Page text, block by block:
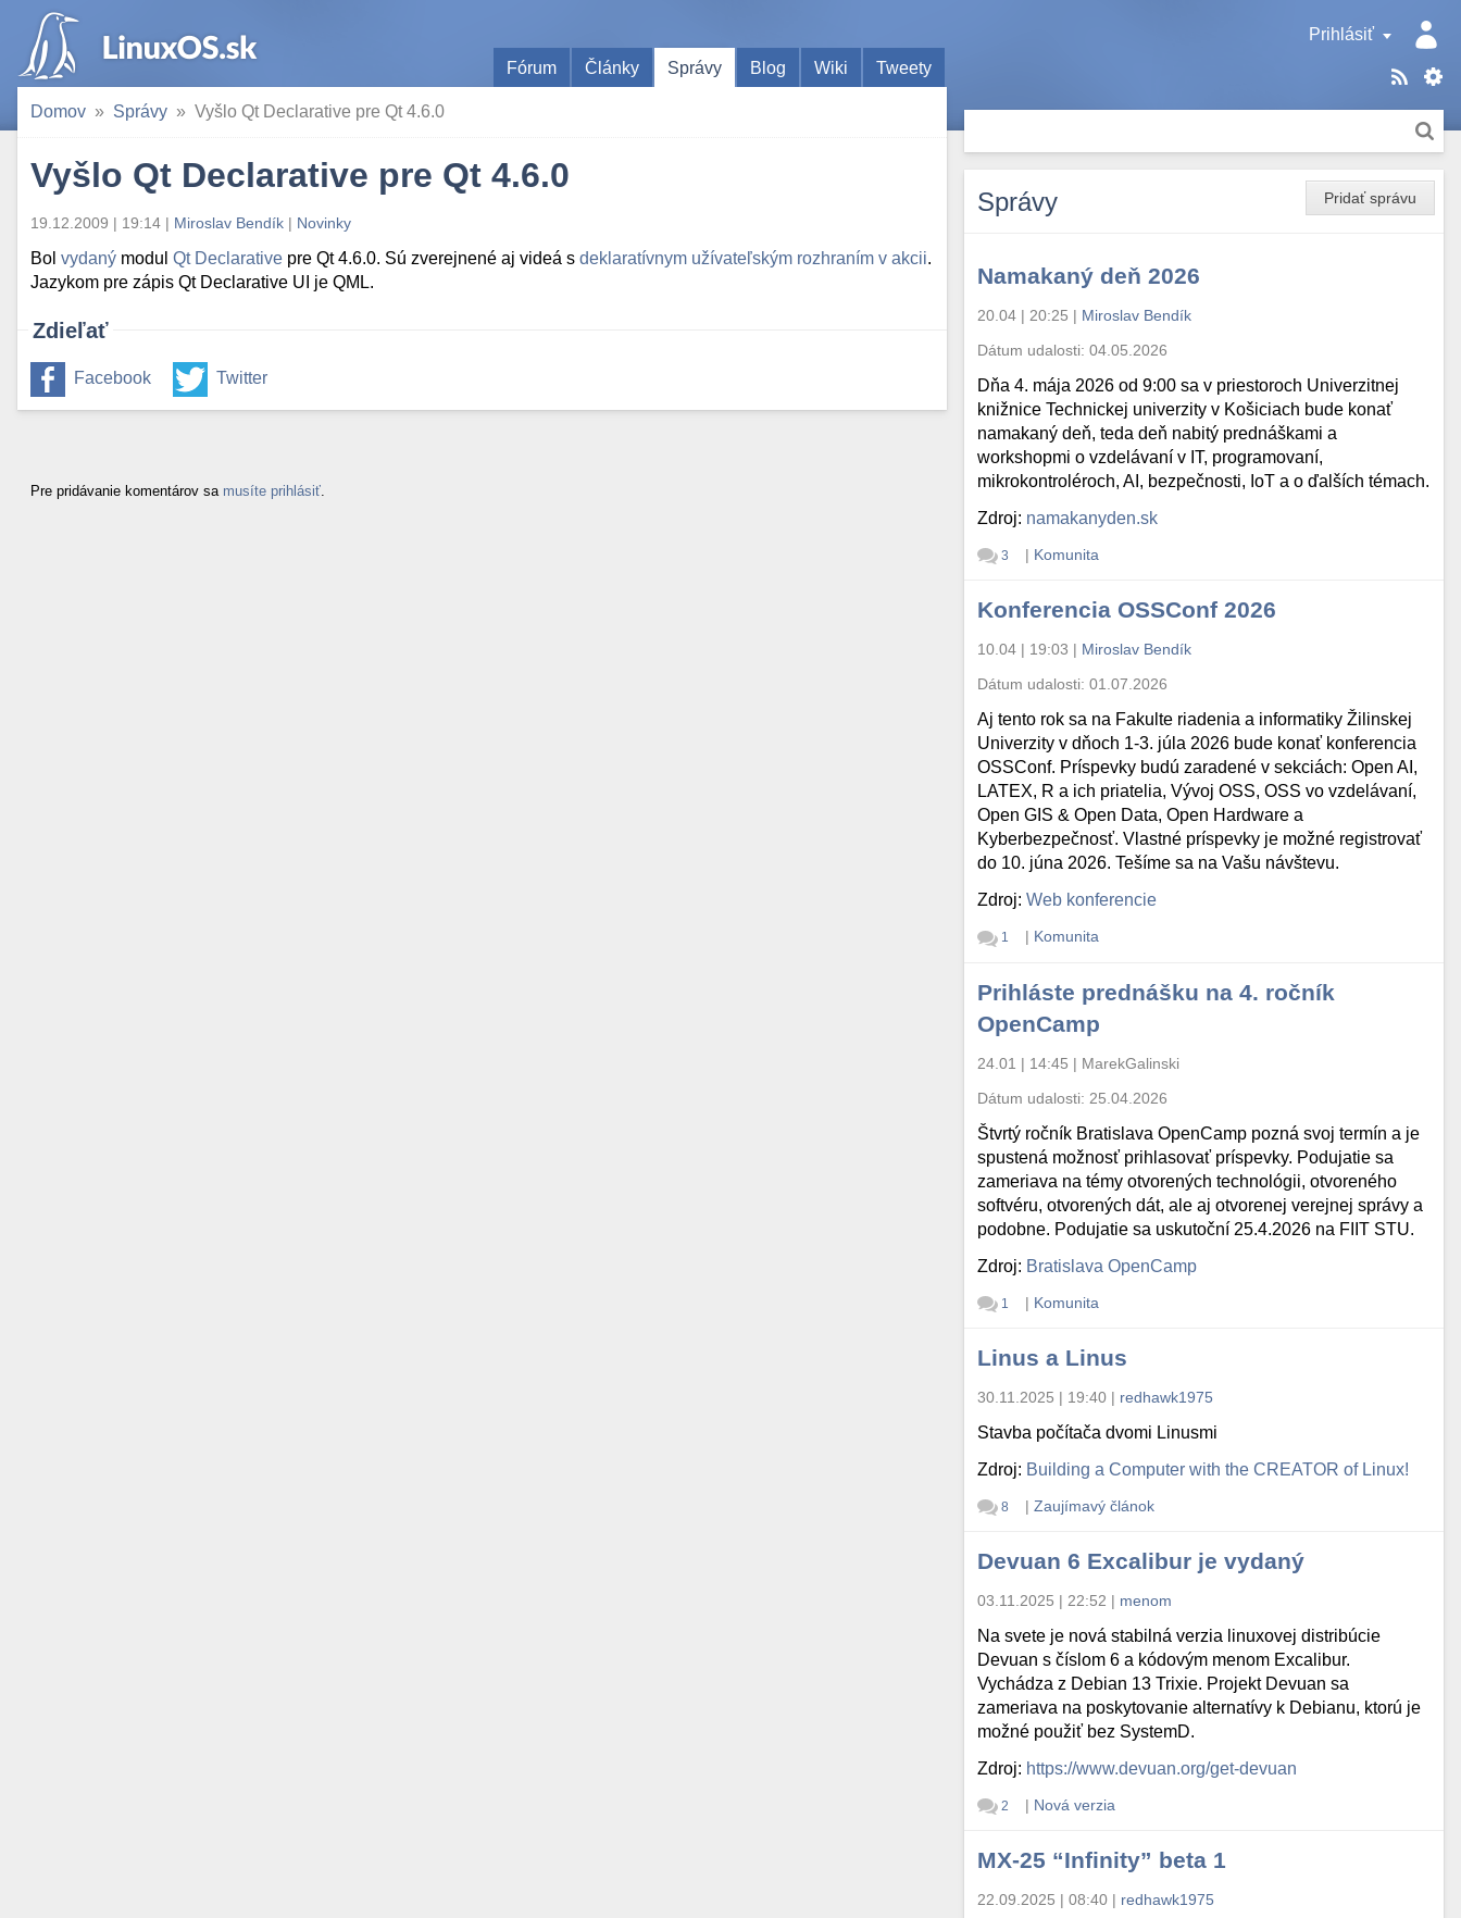
Prihlásiť
Fórum
Články Správy Blog Wiki Tweety
Domov Správy Vyšlo Qt Declarative pre Qt 4.6.0
Vyšlo Qt Declarative pre Qt 4.6.0
19.12.2009 | 19:14 | Miroslav Bendík | Novinky
Bol vydaný modul Qt Declarative pre Qt 4.6.0. Sú zverejnené aj videá s deklaratívnym užívateľským rozhraním v akcii.
Jazykom pre zápis Qt Declarative UI je QML.
Zdieľať
Facebook Twitter
Pre pridávanie komentárov sa musíte prihlásiť
Pridať správu
Správy
Namakaný deň 2026
20.04 | 20:25 | Miroslav Bendík
Dátum udalosti:04.05.2026
Dňa 4. mája 2026 od 9:00 sa v priestoroch Univerzitnej
knižnice Technickej univerzity v Košiciach bude konať
namakaný deň, teda deň nabitý prednáškami a
workshopmi o vzdelávaní v IT, programovaní,
mikrokontroléroch, AI, bezpečnosti, IoT a o ďalších témach.
Zdroj: namakanyden.sk
3 | Komunita
Konferencia OSSConf 2026
10.04 | 19:03 | Miroslav Bendík
Dátum udalosti:01.07.2026
Aj tento rok sa na Fakulte riadenia a informatiky Žilinskej
Univerzity v dňoch 1-3. júla 2026 bude konať konferencia
OSSConf. Príspevky budú zaradené v sekciách: Open AI,
LATEX, R a ich priatelia, Vývoj OSS, OSS vo vzdelávaní,
Open GIS & Open Data, Open Hardware a
Kyberbezpečnosť. Vlastné príspevky je možné registrovať
do 10. júna 2026. Tešíme sa na Vašu návštevu.
Zdroj:Web konferencie
1 | Komunita
Prihláste prednášku na 4. ročník
OpenCamp
24.01 | 14:45 | MarekGalinski
Dátum udalosti: 25.04.2026
Štvrtý ročník Bratislava OpenCamp pozná svoj termín a je
spustená možnosť prihlasovať príspevky. Podujatie sa
zameriava na témy otvorených technológii, otvoreného
softvéru, otvorených dát, ale aj otvorenej verejnej správy a
podobne. Podujatie sa uskutoční 25.4.2026 na FIIT STU.
Zdroj: Bratislava OpenCamp
1 | Komunita
Linus a Linus
30.11.2025 | 19:40 | redhawk1975
Stavba počítača dvomi Linusmi
Zdroj: Building a Computer with the CREATOR of Linux!
8 | Zaujímavý článok
Devuan 6 Excalibur je vydaný
03.11.2025 | 22:52 | menom
Na svete je nová stabilná verzia linuxovej distribúcie
Devuan s číslom 6 a kódovým menom Excalibur.
Vychádza z Debian 13 Trixie. Projekt Devuan sa
zameriava na poskytovanie alternatívy k Debianu, ktorú je
možné použiť bez SystemD.
Zdroj: https://www.devuan.org/get-devuan
2 | Nová verzia
MX-25 “Infinity” beta 1
22.09.2025 | 08:40 | redhawk1975